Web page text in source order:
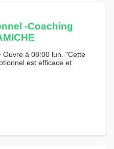
-Coaching
Ouvre à 08:00 lun. "Cette
est efficace et